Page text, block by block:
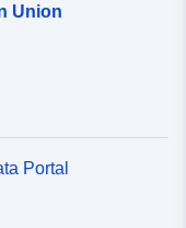
Union
Portal